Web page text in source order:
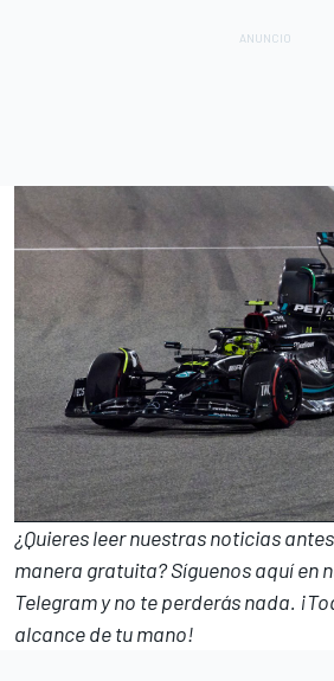
¿Quieres leer nuestras noticias
manera gratuita? Síguenosaquí en
Telegramy no te perderás nada.
alcance de tu mano!